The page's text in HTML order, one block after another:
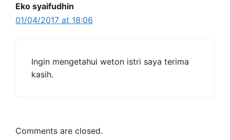
Eko syaifudhin
01/04/2017 at 18:06
Ingin mengetahui weton istri saya terima
kasih.
Comments are closed.